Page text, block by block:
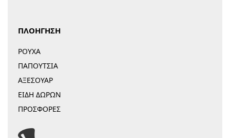
ΠΛΟΗΓΗΣΗ
ΡΟΥΧΑ
ΠΑΠΟΥΤΣΙΑ
ΑΞΕΣΟΥΑΡ
ΕΙΔΗ ΔΩΡΩΝ
ΠΡΟΣΦΟΡΕΣ